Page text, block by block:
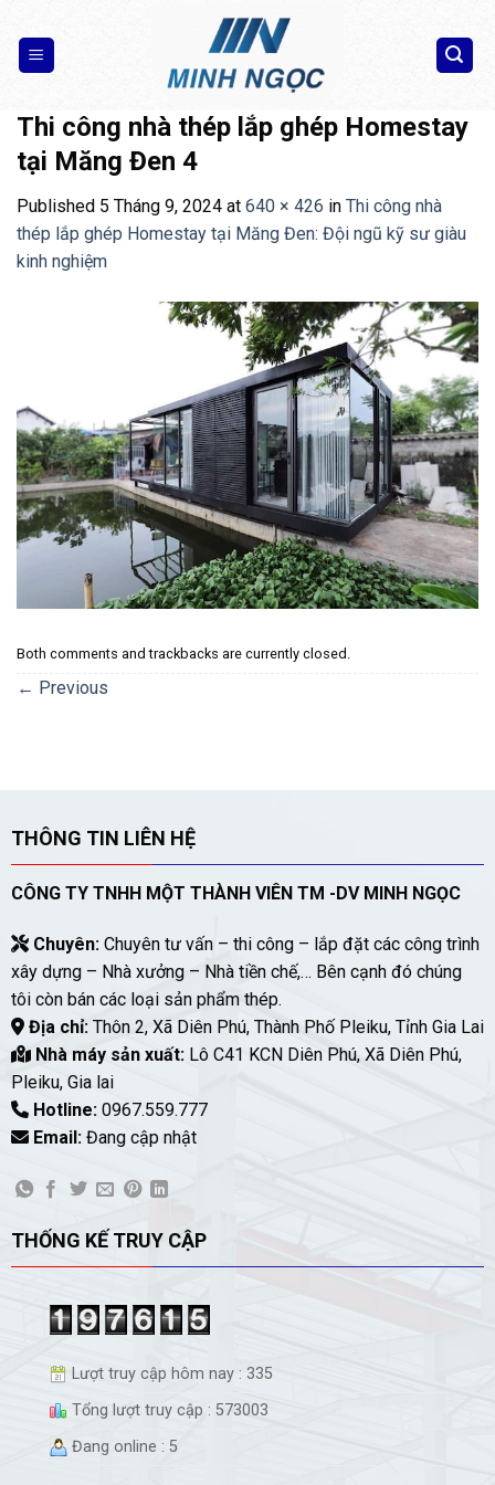
content
Thi công nhà thép lắp ghép Homestay
tại Măng Đen 4
Published 5 Tháng 9, 2024 at 640 × 426 in Thi công nhà
thép lắp ghép Homestay tại Măng Đen: Đội ngũ kỹ sư giàu
kinh nghiệm
Both comments and trackbacks are currently closed.
← Previous
THÔNG TIN LIÊN HỆ
CÔNG TY TNHH MỘT THÀNH VIÊN TM -DV MINH NGỌC
Chuyên:Chuyên tư vấn – thi công – lắp đặt các công trình
xây dựng – Nhà xưởng – Nhà tiền chế,… Bên cạnh đó chúng
tôi còn bán các loại sản phẩm thép.
Địa chỉ:Thôn 2, Xã Diên Phú, Thành Phố Pleiku, Tỉnh Gia Lai
Nhà máy sản xuất:Lô C41 KCN Diên Phú, Xã Diên Phú,
Pleiku, Gia lai
Hotline:0967.559.777
Email:Đang cập nhật
THỐNG KẾ TRUY CẬP
Lượt truy cập hôm nay : 335
Tổng lượt truy cập : 573003
Đang online : 5